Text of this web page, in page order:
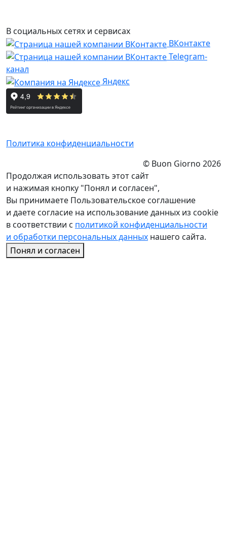
В социальных сетях и сервисах
ВКонтакте
Telegram-
канал
Яндекс
Политика конфиденциальности
© Buon Giorno 2026
Продолжая использовать этот сайт
и нажимая кнопку "Понял и согласен",
Вы принимаете Пользовательское соглашение
и даете согласие на использование данных из cookie
в соответствии с политикой конфиденциальности
и обработки персональных данных нашего сайта.
Понял и согласен